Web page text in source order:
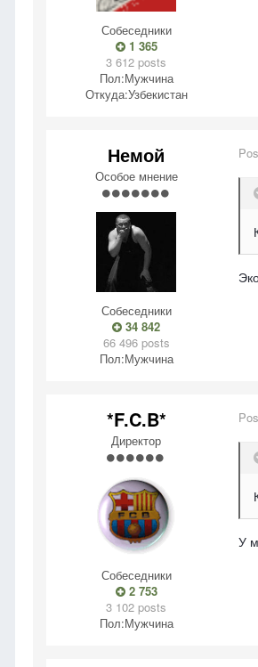
Собеседники
1 365
3 612 posts
Пол:Мужчина
Откуда:Узбекистан
Немой
Особое мнение
Собеседники
34 842
66 496 posts
Пол:Мужчина
*F.C.B*
Директор
Собеседники
2 753
3 102 posts
Пол:Мужчина
У